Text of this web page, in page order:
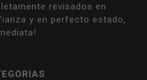
revisados en
y en perfecto estado,